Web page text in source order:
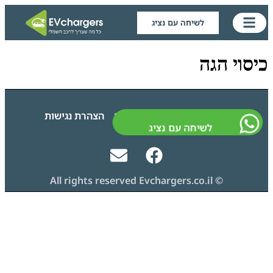
לשיחה עם נציג
כיסוי הגה
מדיניות פרטיות הצהרת נגישות
© All rights reserved Evchargers.co.il
לשיחה עם נציג